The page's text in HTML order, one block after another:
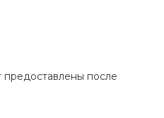
предоставлены после